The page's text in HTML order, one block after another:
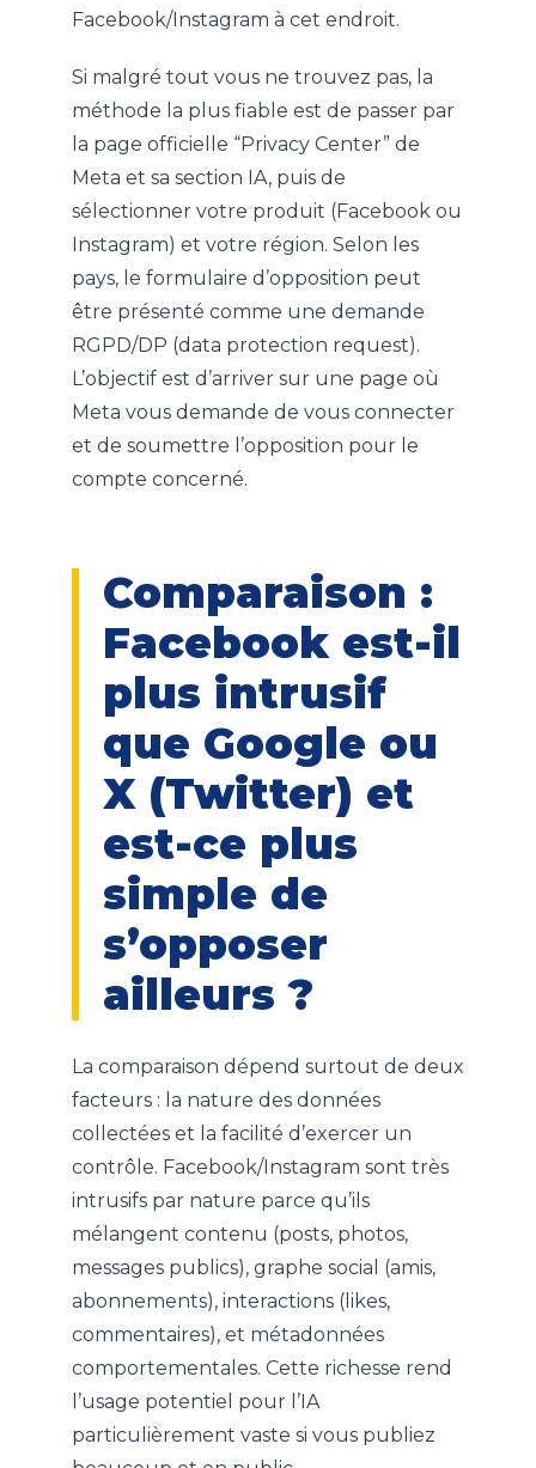
Facebook/Instagram à cet endroit.
Si malgré tout vous ne trouvez pas, la
méthode la plus fiable est de passer par
la page officielle “Privacy Center” de
Meta et sa section IA, puis de
sélectionner votre produit (Facebook ou
Instagram) et votre région. Selon les
pays, le formulaire d’opposition peut
être présenté comme une demande
RGPD/DP (data protection request).
L’objectif est d’arriver sur une page où
Meta vous demande de vous connecter
et de soumettre l’opposition pour le
compte concerné.
Comparaison :
Facebook est-il
plus intrusif
que Google ou
X (Twitter) et
est-ce plus
simple de
s’opposer
ailleurs ?
La comparaison dépend surtout de deux
facteurs : la nature des données
collectées et la facilité d’exercer un
contrôle. Facebook/Instagram sont très
intrusifs par nature parce qu’ils
mélangent contenu (posts, photos,
messages publics), graphe social (amis,
abonnements), interactions (likes,
commentaires), et métadonnées
comportementales. Cette richesse rend
l’usage potentiel pour l’IA
particulièrement vaste si vous publiez